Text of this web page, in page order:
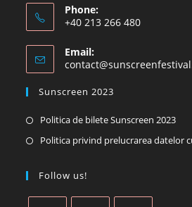
Phone:
+40 213 266 480
Email:
Sunscreen 2023
Politica de bilete Sunscreen 2023
Politica privind prelucrarea datelor
Follow us!